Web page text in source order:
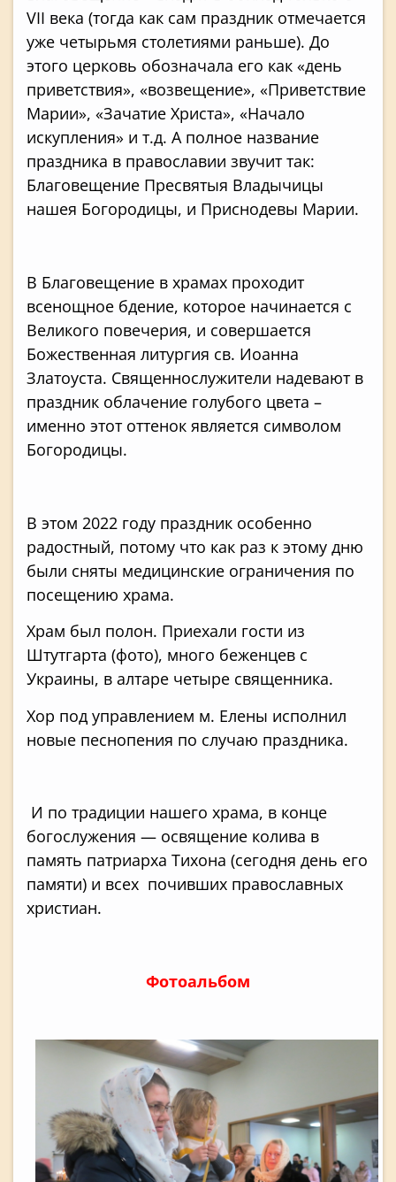
VII века (тогда как сам праздник отмечается
уже четырьмя столетиями раньше). До
этого церковь обозначала его как «день
приветствия», «возвещение», «Приветствие
Марии», «Зачатие Христа», «Начало
искупления» и т.д. А полное название
праздника в православии звучит так:
Благовещение Пресвятыя Владычицы
нашея Богородицы, и Приснодевы Марии.
В Благовещение в храмах проходит
всенощное бдение, которое начинается с
Великого повечерия, и совершается
Божественная литургия св. Иоанна
Златоуста. Священнослужители надевают в
праздник облачение голубого цвета –
именно этот оттенок является символом
Богородицы.
В этом 2022 году праздник особенно
радостный, потому что как раз к этому дню
были сняты медицинские ограничения по
посещению храма.
Храм был полон. Приехали гости из
Штутгарта (фото), много беженцев с
Украины, в алтаре четыре священника.
Хор под управлением м. Елены исполнил
новые песнопения по случаю праздника.
И по традиции нашего храма, в конце
богослужения — освящение колива в
память патриарха Тихона (сегодня день его
памяти) и всех почивших православных
христиан.
Фотоальбом